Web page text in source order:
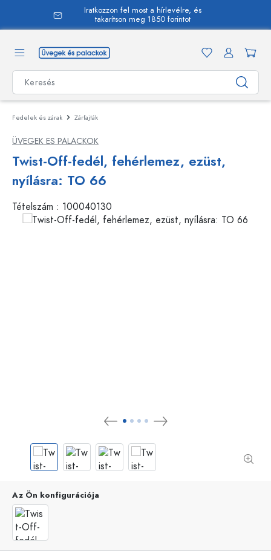
Iratkozzon fel most a hírlevélre, és
takarítson meg 1850 forintot
Fedelek és zárak Zárfajták
ÜVEGEK ES PALACKOK
Twist-Off-fedél, fehérlemez, ezüst,
nyílásra: TO 66
Tételszám : 100040130
Az Ön konfigurációja